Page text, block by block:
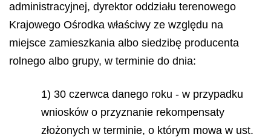
administracyjnej, dyrektor oddziału terenowego
Krajowego Ośrodka właściwy ze względu na
miejsce zamieszkania albo siedzibę producenta
rolnego albo grupy, w terminie do dnia:
1) 30 czerwca danego roku - w przypadku
wniosków o przyznanie rekompensaty
złożonych w terminie, o którym mowa w ust.